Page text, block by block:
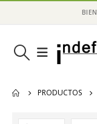
PRODUCTOS